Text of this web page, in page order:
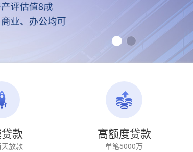
款
放款
高额度贷款
单笔5000万